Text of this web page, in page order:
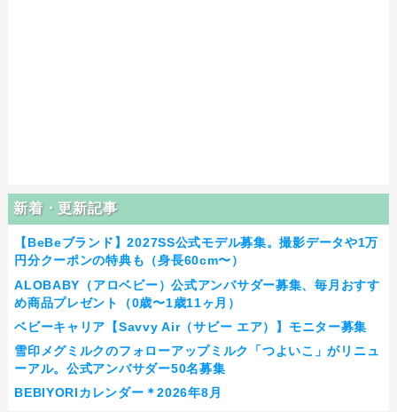
新着・更新記事
【BeBeブランド】2027SS公式モデル募集。撮影データや1万
円分クーポンの特典も（身長60cm〜）
ALOBABY（アロベビー）公式アンバサダー募集、毎月おすす
め商品プレゼント（0歳〜1歳11ヶ月）
ベビーキャリア【Savvy Air（サビー エア）】モニター募集
雪印メグミルクのフォローアップミルク「つよいこ」がリニュ
ーアル。公式アンバサダー50名募集
BEBIYORIカレンダー＊2026年8月